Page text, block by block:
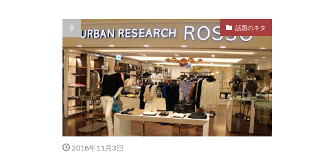
話題のネタ
2018年11月3日